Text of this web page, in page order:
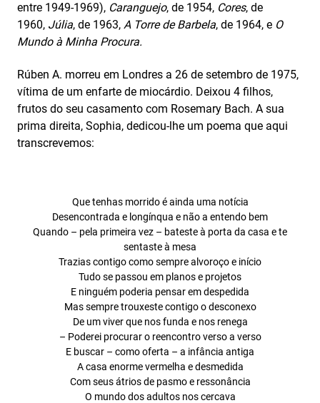
entre 1949-1969), Caranguejo, de 1954, Cores, de
1960, Júlia, de 1963, A Torre de Barbela, de 1964, e O
Mundo à Minha Procura.
Rúben A. morreu em Londres a 26 de setembro de 1975,
vítima de um enfarte de miocárdio. Deixou 4 filhos,
frutos do seu casamento com Rosemary Bach. A sua
prima direita, Sophia, dedicou-lhe um poema que aqui
transcrevemos:
Que tenhas morrido é ainda uma notícia
Desencontrada e longínqua e não a entendo bem
Quando – pela primeira vez – bateste à porta da casa e te
sentaste à mesa
Trazias contigo como sempre alvoroço e início
Tudo se passou em planos e projetos
E ninguém poderia pensar em despedida
Mas sempre trouxeste contigo o desconexo
De um viver que nos funda e nos renega
– Poderei procurar o reencontro verso a verso
E buscar – como oferta – a infância antiga
A casa enorme vermelha e desmedida
Com seus átrios de pasmo e ressonância
O mundo dos adultos nos cercava